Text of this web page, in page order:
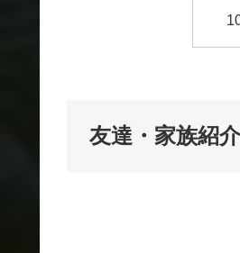
友達・家族紹